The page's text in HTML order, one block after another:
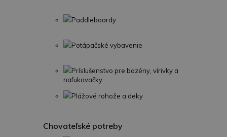
Paddleboardy
Potápačské vybavenie
Príslušenstvo pre bazény, vírivky a
nafukovačky
Plážové rohože a deky
Chovateľské potreby